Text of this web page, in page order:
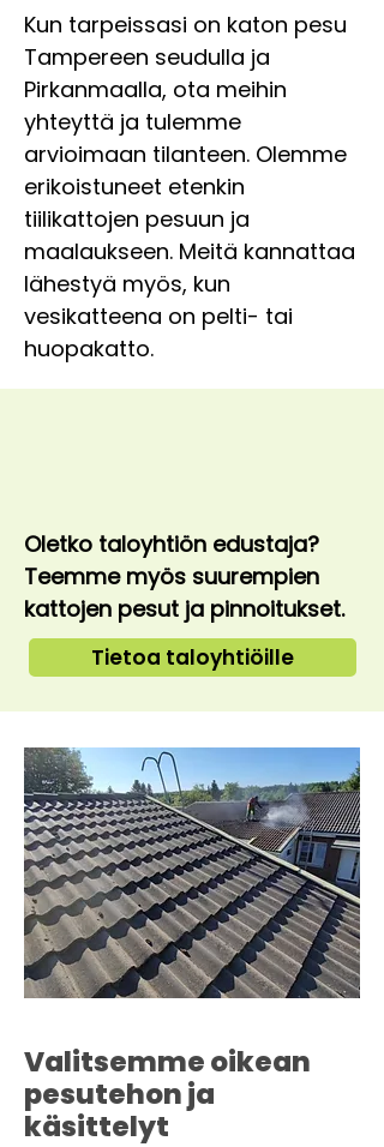
Kun tarpeissasi on katon pesu
Tampereen seudulla ja
Pirkanmaalla, ota meihin
yhteyttä ja tulemme
arvioimaan tilanteen. Olemme
erikoistuneet etenkin
tiilikattojen pesuun ja
maalaukseen. Meitä kannattaa
lähestyä myös, kun
vesikatteena on pelti- tai
huopakatto.
Oletko taloyhtiön edustaja?
Teemme myös suurempien
kattojen pesut ja pinnoitukset.
Tietoa taloyhtiöille
Valitsemme oikean
pesutehon ja
käsittelyt